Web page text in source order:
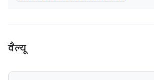
वैल्यू